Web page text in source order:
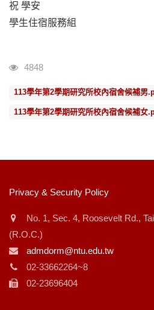
祝 學安
學生住宿服務組
瀏覽人次
4848
113學年第2學期研究所校內宿舍候補男
113學年第2學期研究所校內宿舍候補女
:::
Privacy & Security Policy
No. 1, Sec. 4, Roosevelt Rd.,
(R.O.C.)
admdorm@ntu.edu.tw
02-33662264~8
02-23696404